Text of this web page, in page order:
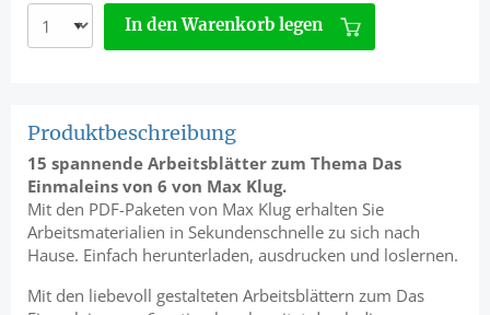
In den Warenkorb legen
Produktbeschreibung
15 spannende Arbeitsblätter zum Thema Das
Einmaleins von 6 von Max Klug.
Mit den PDF-Paketen von Max Klug erhalten Sie
Arbeitsmaterialien in Sekundenschnelle zu sich nach
Hause. Einfach herunterladen, ausdrucken und loslernen.
Mit den liebevoll gestalteten Arbeitsblättern zum Das